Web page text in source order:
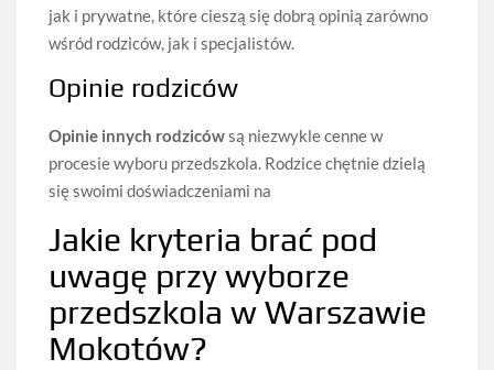
jak i prywatne, które cieszą się dobrą opinią zarówno
wśród rodziców, jak i specjalistów.
Opinie rodziców
Opinie innych rodzicówsą niezwykle cenne w
procesie wyboru przedszkola. Rodzice chętnie dzielą
się swoimi doświadczeniami na
Jakie kryteria brać pod
uwagę przy wyborze
przedszkola w Warszawie
Mokotów?